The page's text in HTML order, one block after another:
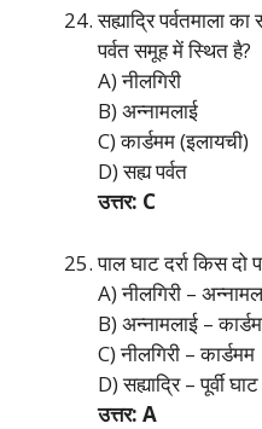
सह्याद्रि पर्वतमाला
पर्वत समूह में स्थित है?
A) नीलगिरी
B) अन्नामलाई
C) कार्डमम (इलायची)
D) सह्य पर्वत
उत्तर: C
पाल घाट दर्रा किस दो
A) नीलगिरी –
B) अन्नामलाई –
C) नीलगिरी – कार्डमम
D) सह्याद्रि – पूर्वी घाट
उत्तर: A